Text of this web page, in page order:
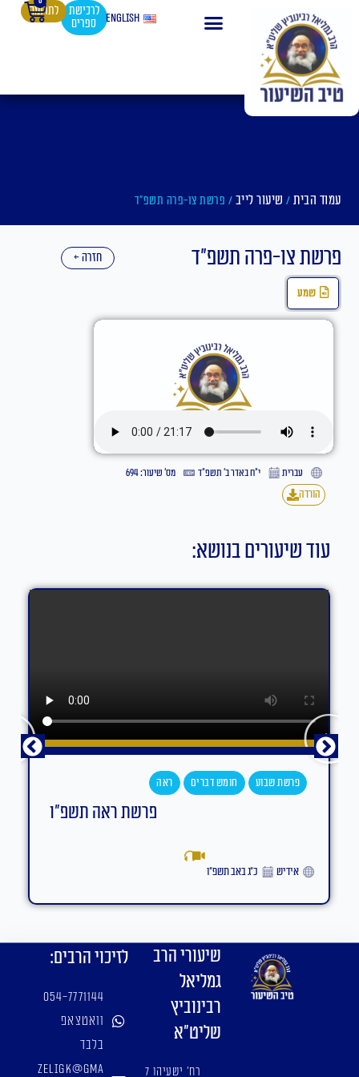
English
לרכישת
ספרים
לתרומה
עגלת
עמוד הבית/ שיעור לייב / פרשת צו-פרה תשפ"ד
פרשת צו-פרה תשפ"ד חזרה ←
שמע
עברית י״ח באדר ב׳ תשפ״ד
מס' שיעור: 694
הורדה
עוד שיעורים בנושא:
פרשת שבוע חומש דברים ראה
פרשת ראה תשפ"ו
אידיש כ״ג באב תשפ״ו
שיעורי הרב
גמליאל
רבינוביץ
שליט"א
רח' ישעיהו 7
לזיכוי הרבים:
054-7771144
וואטצאפ
בלבד
zeligk@gma